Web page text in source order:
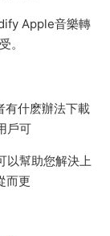
Apple音樂轉
。
有什麽辦法下載
戶可
以幫助您解決上
而更